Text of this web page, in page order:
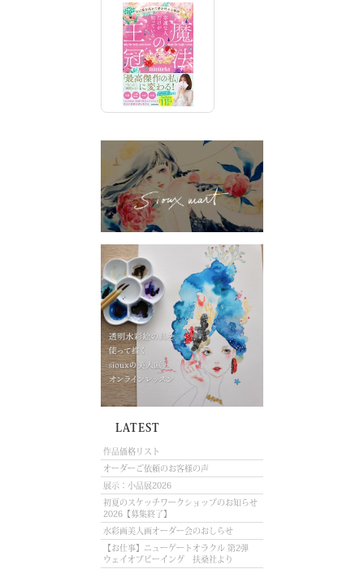
LATEST
作品価格リスト
オーダーご依頼のお客様の声
展示：小品展2026
初夏のスケッチワークショップのお知らせ
2026【募集終了】
水彩画美人画オーダー会のおしらせ
【お仕事】ニューゲートオラクル 第2弾
ウェイオブビーイング 扶桑社より